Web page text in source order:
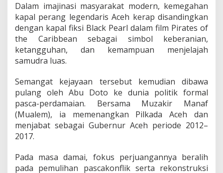
Dalam imajinasi masyarakat modern, kemegahan
kapal perang legendaris Aceh kerap disandingkan
dengan kapal fiksi Black Pearl dalam film Pirates of
the Caribbean sebagai simbol keberanian,
ketangguhan, dan kemampuan menjelajah
samudra luas.
Semangat kejayaan tersebut kemudian dibawa
pulang oleh Abu Doto ke dunia politik formal
pasca-perdamaian. Bersama Muzakir Manaf
(Mualem), ia memenangkan Pilkada Aceh dan
menjabat sebagai Gubernur Aceh periode 2012–
2017.
Pada masa damai, fokus perjuangannya beralih
pada pemulihan pascakonflik serta rekonstruksi